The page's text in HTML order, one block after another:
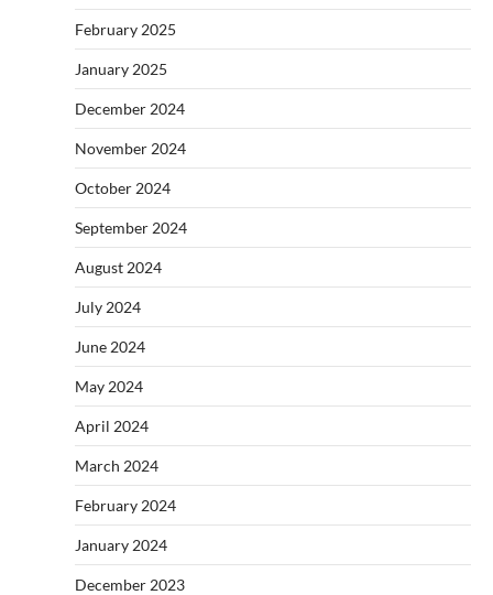
February 2025
January 2025
December 2024
November 2024
October 2024
September 2024
August 2024
July 2024
June 2024
May 2024
April 2024
March 2024
February 2024
January 2024
December 2023